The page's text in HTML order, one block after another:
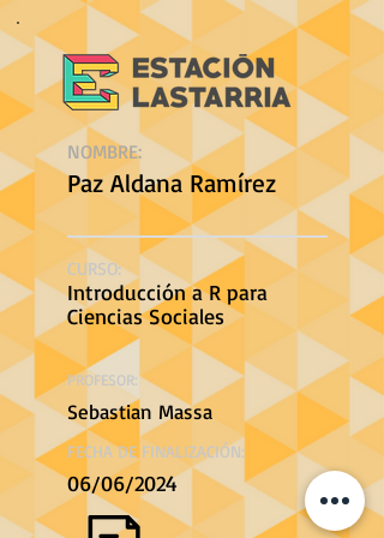
NOMBRE:
Paz Aldana Ramírez
CURSO:
Introducción a R para
Ciencias Sociales
PROFESOR:
Sebastian Massa
FECHA DE FINALIZACIÓN:
06/06/2024